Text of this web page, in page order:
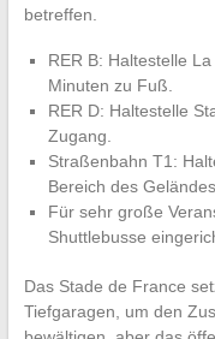
betreffen.
RER B: Haltestelle
Minuten zu Fuß.
RER D: Haltestelle
Zugang.
Straßenbahn T1:
Bereich des Geländes.
Für sehr große
Shuttlebusse
Das Stade de France
Tiefgaragen, um den